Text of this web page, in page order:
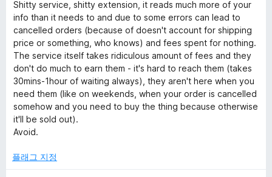
에
5
점
만
점
에
2
점
Shitty service, shitty extension, it reads much more of your
info than it needs to and due to some errors can lead to
cancelled orders (because of doesn't account for shipping
price or something, who knows) and fees spent for nothing.
The service itself takes ridiculous amount of fees and they
don't do much to earn them - it's hard to reach them (takes
30mins-1hour of waiting always), they aren't here when you
need them (like on weekends, when your order is cancelled
somehow and you need to buy the thing because otherwise
it'll be sold out).
Avoid.
플래그 지정